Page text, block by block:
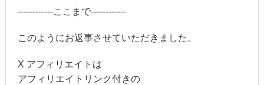
------------ここまで------------
このようにお返事させていただきました。
X アフィリエイトは
アフィリエイトリンク付きの